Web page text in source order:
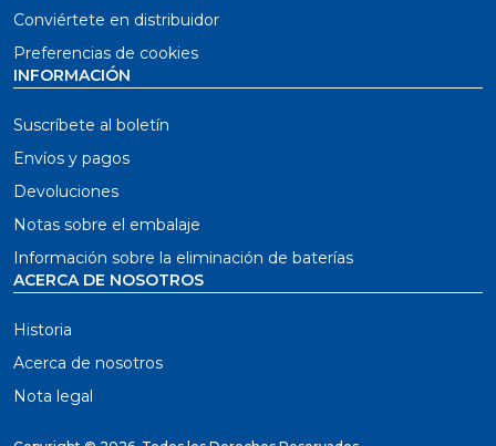
Conviértete en distribuidor
Preferencias de cookies
INFORMACIÓN
Suscríbete al boletín
Envíos y pagos
Devoluciones
Notas sobre el embalaje
Información sobre la eliminación de baterías
ACERCA DE NOSOTROS
Historia
Acerca de nosotros
Nota legal